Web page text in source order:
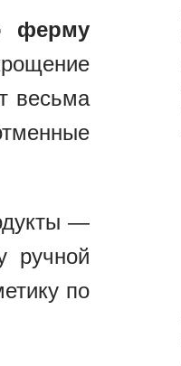
ферму
весьма
—
ручной
по